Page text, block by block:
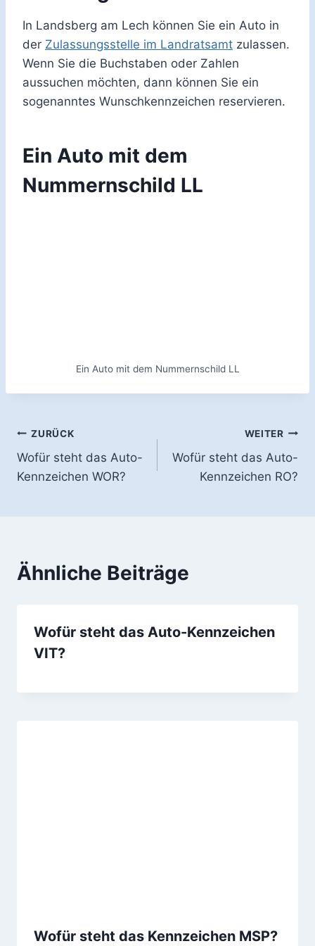
In Landsberg am Lech können Sie ein Auto in
der Zulassungsstelle im Landratsamt zulassen.
Wenn Sie die Buchstaben oder Zahlen
aussuchen möchten, dann können Sie ein
sogenanntes Wunschkennzeichen reservieren.
Ein Auto mit dem
Nummernschild LL
Ein Auto mit dem Nummernschild LL
Beitragsnavigation
ZURÜCK
Wofür steht das Auto-
Kennzeichen WOR?
WEITER
Wofür steht das Auto-
Kennzeichen RO?
Ähnliche Beiträge
Wofür steht das Auto-Kennzeichen
VIT?
Wofür steht das Kennzeichen MSP?